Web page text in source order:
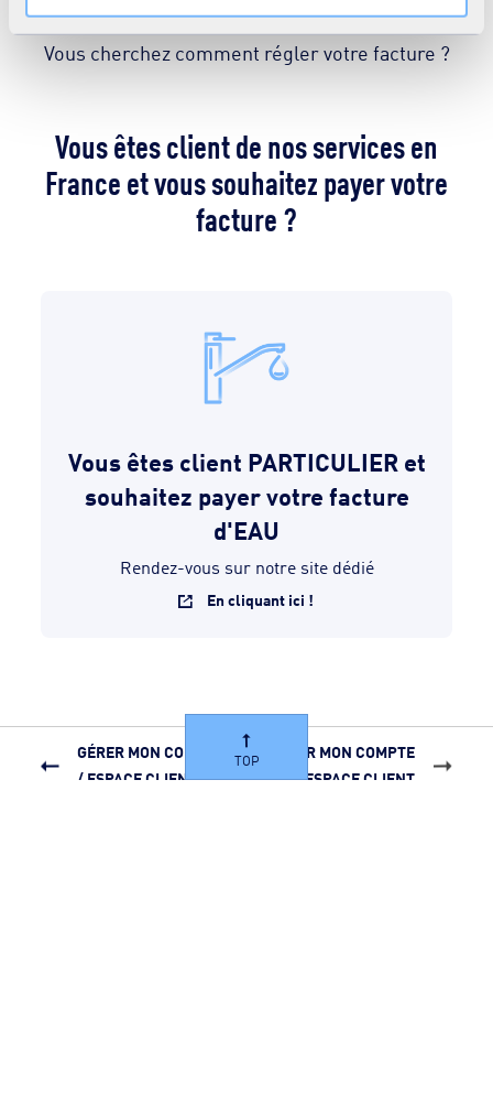
Vous êtes client de nos services en France ?
Vous cherchez comment régler votre facture ?
Vous êtes client de nos services en
France et vous souhaitez payer votre
facture ?
Vous êtes client PARTICULIER et
souhaitez payer votre facture
d'EAU
Rendez-vous sur notre site dédié
En cliquant ici !
GÉRER MON COMPTE
/ ESPACE CLIENT
GÉRER MON COMPTE
/ ESPACE CLIENT
TOP